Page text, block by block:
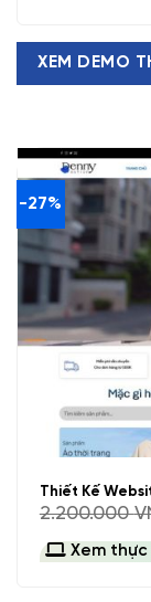
XEM DEMO
-27%
Thiết Kế
2.200.000
Xem